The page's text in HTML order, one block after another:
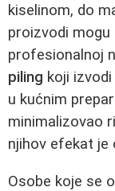
kiselinom, do
proizvodi mogu
profesionalnoj
piling koji
u kućnim
minimalizovao
njihov efekat je
Osobe koje se